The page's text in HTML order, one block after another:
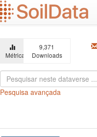
Ir
para
o
principal
Métricas
9,371
Downloads
Pesquisa avançada